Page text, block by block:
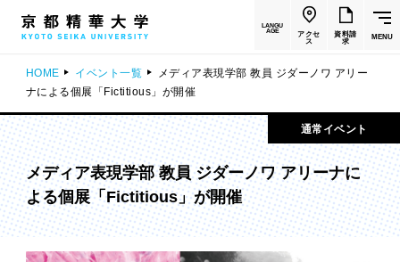
LANGU
AGE
アクセ
ス
資料請
求
MENU
HOME イベント一覧
メディア表現学部 教員 ジダーノワ アリー
ナによる個展「Fictitious」が開催
通常イベント
メディア表現学部 教員 ジダーノワ アリーナに
よる個展「Fictitious」が開催